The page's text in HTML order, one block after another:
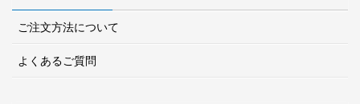
ご注文方法について
よくあるご質問